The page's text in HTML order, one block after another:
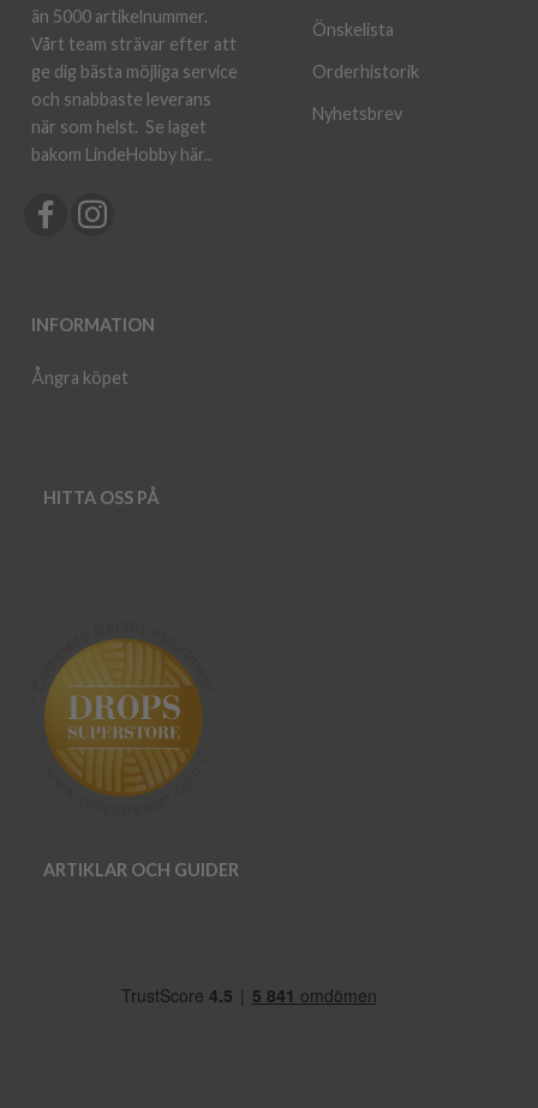
än 5000 artikelnummer.
Vårt team strävar efter att
ge dig bästa möjliga service
och snabbaste leverans
när som helst. Se laget
bakom LindeHobby här..
INFORMATION
Ångra köpet
Önskelista
Orderhistorik
Nyhetsbrev
HITTA OSS PÅ
ARTIKLAR OCH GUIDER